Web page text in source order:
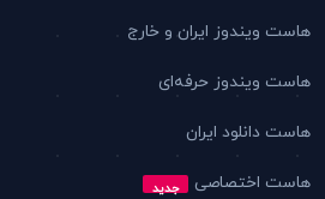
هاست ویندوز ایران و خارج
هاست ویندوز حرفه‌ای
هاست دانلود ایران
هاست اختصاصی جدید